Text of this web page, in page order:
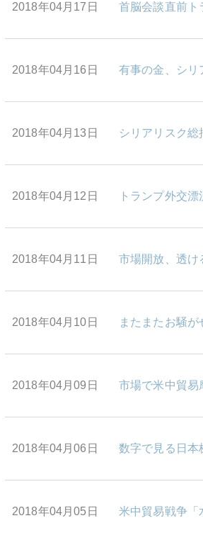
2018年04月17日 首脳会談直前ト
2018年04月16日 有事の金、シリ
2018年04月13日 シリアリスク総
2018年04月12日 トランプ外交
2018年04月11日 市場開放、透け
2018年04月10日 またまたお騒が
2018年04月09日 市場で米中貿易
2018年04月06日 数字で見る日本
2018年04月05日 米中貿易戦争「